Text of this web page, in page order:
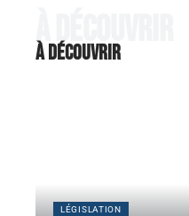
À découvrir
À découvrir
LÉGISLATION